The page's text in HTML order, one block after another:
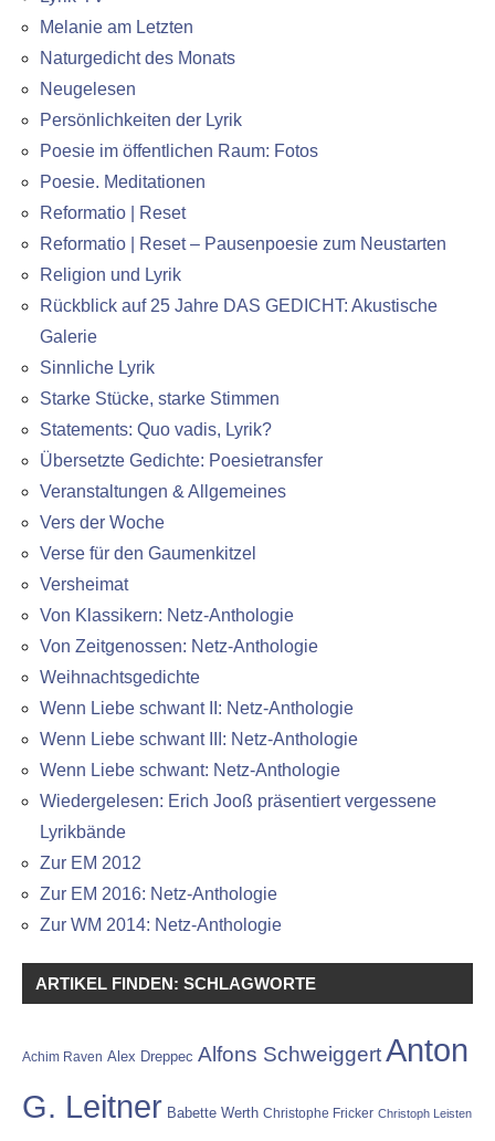
Melanie am Letzten
Naturgedicht des Monats
Neugelesen
Persönlichkeiten der Lyrik
Poesie im öffentlichen Raum: Fotos
Poesie. Meditationen
Reformatio | Reset
Reformatio | Reset – Pausenpoesie zum Neustarten
Religion und Lyrik
Rückblick auf 25 Jahre DAS GEDICHT: Akustische
Galerie
Sinnliche Lyrik
Starke Stücke, starke Stimmen
Statements: Quo vadis, Lyrik?
Übersetzte Gedichte: Poesietransfer
Veranstaltungen & Allgemeines
Vers der Woche
Verse für den Gaumenkitzel
Versheimat
Von Klassikern: Netz-Anthologie
Von Zeitgenossen: Netz-Anthologie
Weihnachtsgedichte
Wenn Liebe schwant II: Netz-Anthologie
Wenn Liebe schwant III: Netz-Anthologie
Wenn Liebe schwant: Netz-Anthologie
Wiedergelesen: Erich Jooß präsentiert vergessene
Lyrikbände
Zur EM 2012
Zur EM 2016: Netz-Anthologie
Zur WM 2014: Netz-Anthologie
ARTIKEL FINDEN: SCHLAGWORTE
Achim Raven Alex Dreppec Alfons SchweiggertAnton
G. Leitner Babette Werth Christophe Fricker Christoph Leisten